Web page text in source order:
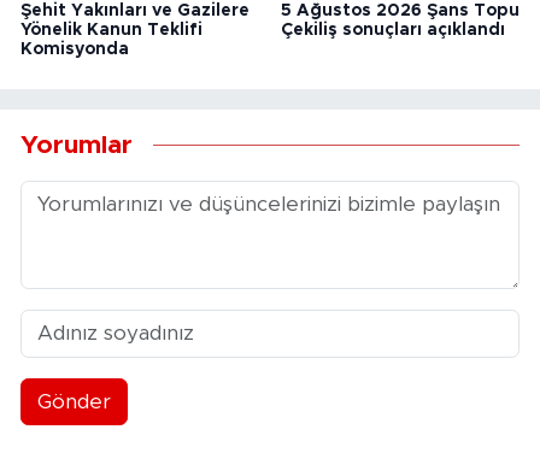
Şehit Yakınları ve Gazilere
Yönelik Kanun Teklifi
Komisyonda
5 Ağustos 2026 Şans Topu
Çekiliş sonuçları açıklandı
Yorumlar
Gönder